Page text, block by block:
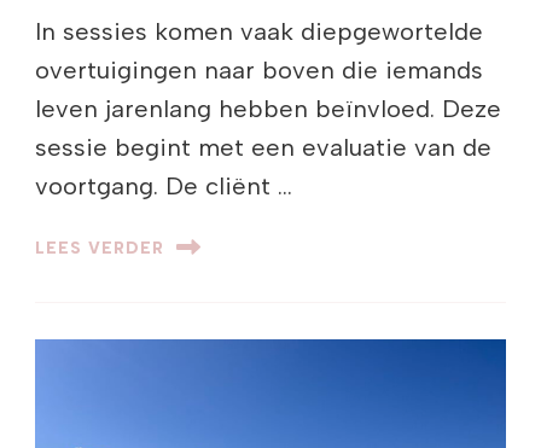
In sessies komen vaak diepgewortelde
overtuigingen naar boven die iemands
leven jarenlang hebben beïnvloed. Deze
sessie begint met een evaluatie van de
voortgang. De cliënt …
LEES VERDER